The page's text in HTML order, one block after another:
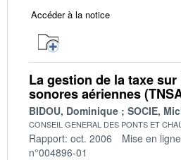
Accéder à la notice
La gestion de la taxe
sonores aériennes
BIDOU, Dominique SOCIE,
CONSEIL GENERAL DES PONTS ET
Rapport: oct. 2006 Mise en
n°004896-01